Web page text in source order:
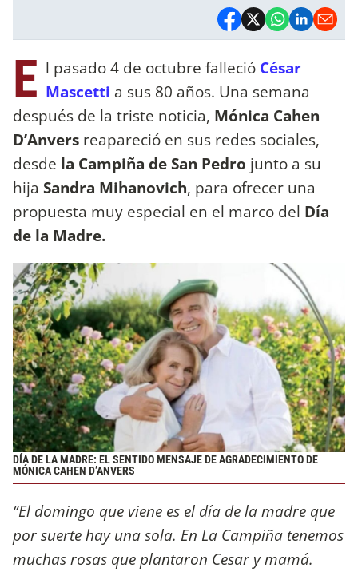
E l pasado 4 de octubre falleció César
Mascetti a sus 80 años. Una semana
después de la triste noticia, Mónica Cahen
D’Anvers reapareció en sus redes sociales,
desde la Campiña de San Pedro junto a su
hija Sandra Mihanovich, para ofrecer una
propuesta muy especial en el marco del Día
de la Madre.
DÍA DE LA MADRE: EL SENTIDO MENSAJE DE AGRADECIMIENTO DE
MÓNICA CAHEN D’ANVERS
“El domingo que viene es el día de la madre que
por suerte hay una sola. En La Campiña tenemos
muchas rosas que plantaron Cesar y mamá.